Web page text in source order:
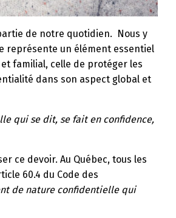
de notre quotidien. Nous y
représente un élément essentiel
familial, celle de protéger les
dans son aspect global et
qui se dit, se fait en confidence,
ce devoir. Au Québec, tous les
60.4 du Code des
de nature confidentielle qui